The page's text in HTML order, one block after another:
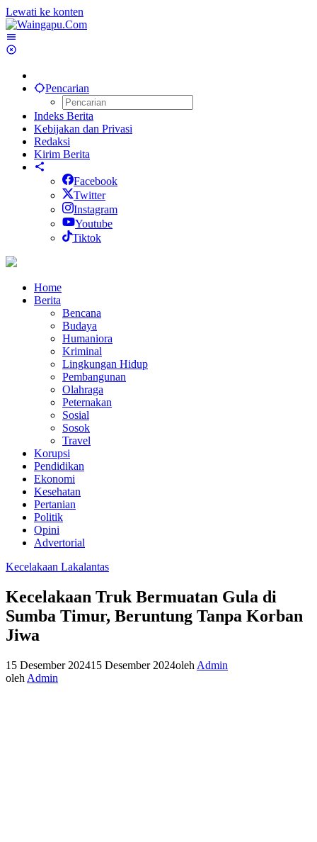
Lewati ke konten
Pencarian
Indeks Berita
Kebijakan dan Privasi
Redaksi
Kirim Berita
Facebook
Twitter
Instagram
Youtube
Tiktok
Home
Berita
Bencana
Budaya
Humaniora
Kriminal
Lingkungan Hidup
Pembangunan
Olahraga
Peternakan
Sosial
Sosok
Travel
Korupsi
Pendidikan
Ekonomi
Kesehatan
Pertanian
Politik
Opini
Advertorial
Kecelakaan Lakalantas
Kecelakaan Truk Bermuatan Gula di
Sumba Timur, Beruntung Tanpa Korban
Jiwa
15 Desember 202415 Desember 2024oleh Admin
oleh Admin